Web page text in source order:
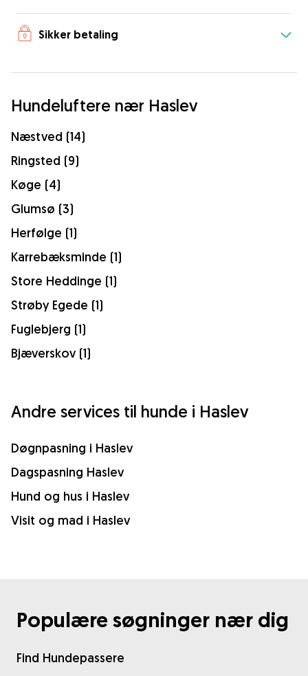
Sikker betaling
Hundeluftere nær Haslev
Næstved (14)
Ringsted (9)
Køge (4)
Glumsø (3)
Herfølge (1)
Karrebæksminde (1)
Store Heddinge (1)
Strøby Egede (1)
Fuglebjerg (1)
Bjæverskov (1)
Andre services til hunde i Haslev
Døgnpasning i Haslev
Dagspasning Haslev
Hund og hus i Haslev
Visit og mad i Haslev
Populære søgninger nær dig
Find Hundepassere